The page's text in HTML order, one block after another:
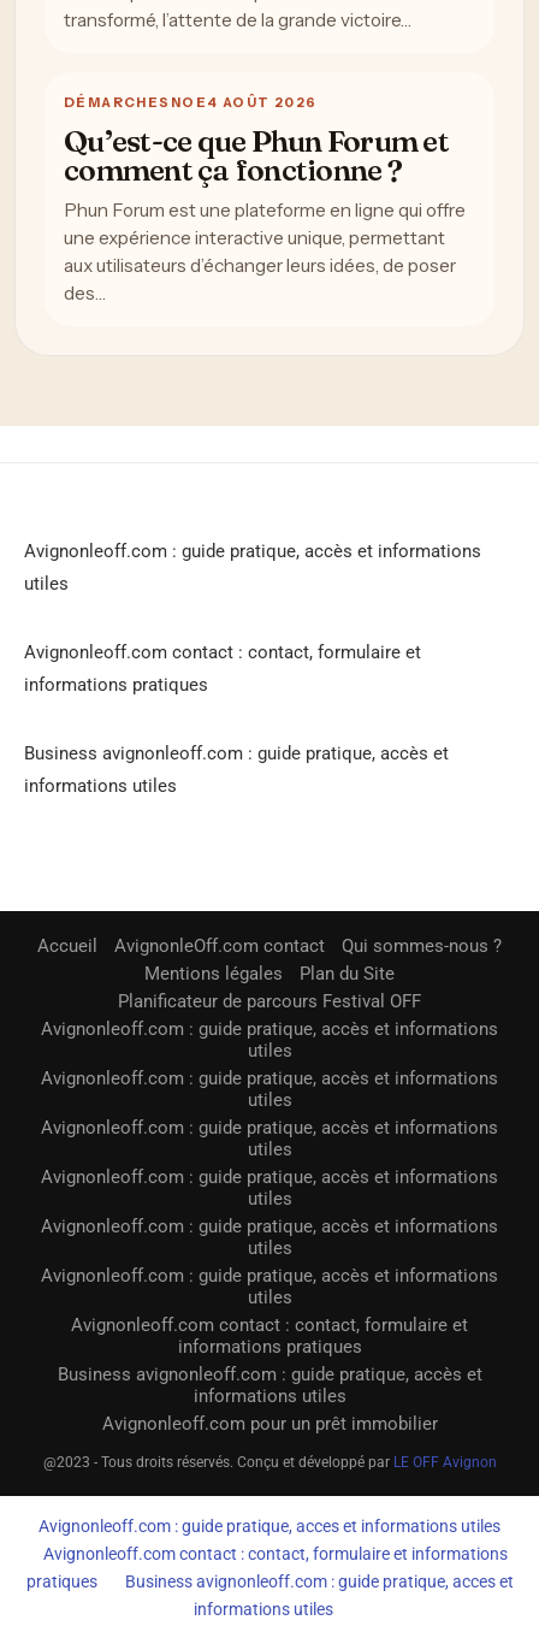
transformé, l’attente de la grande victoire…
DÉMARCHES NOE 4 AOÛT 2026
Qu’est-ce que Phun Forum et
comment ça fonctionne ?
Phun Forum est une plateforme en ligne qui offre
une expérience interactive unique, permettant
aux utilisateurs d’échanger leurs idées, de poser
des…
Avignonleoff.com : guide pratique, accès et informations
utiles
Avignonleoff.com contact : contact, formulaire et
informations pratiques
Business avignonleoff.com : guide pratique, accès et
informations utiles
Accueil AvignonleOff.com contact
Qui sommes-nous ?
Mentions légales
Plan du Site
Planificateur de parcours Festival OFF
Avignonleoff.com : guide pratique, accès et informations
utiles
Avignonleoff.com : guide pratique, accès et informations
utiles
Avignonleoff.com : guide pratique, accès et informations
utiles
Avignonleoff.com : guide pratique, accès et informations
utiles
Avignonleoff.com : guide pratique, accès et informations
utiles
Avignonleoff.com : guide pratique, accès et informations
utiles
Avignonleoff.com contact : contact, formulaire et
informations pratiques
Business avignonleoff.com : guide pratique, accès et
informations utiles
Avignonleoff.com pour un prêt immobilier
@2023 - Tous droits réservés. Conçu et développé par LE OFF Avignon
Avignonleoff.com : guide pratique, acces et informations utiles
Avignonleoff.com contact : contact, formulaire et informations
pratiques
Business avignonleoff.com : guide pratique, acces et
informations utiles